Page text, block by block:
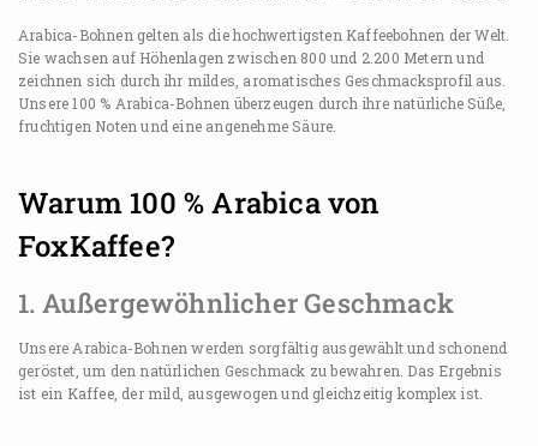
Arabica-Bohnen gelten als die hochwertigsten Kaffeebohnen der Welt.
Sie wachsen auf Höhenlagen zwischen 800 und 2.200 Metern und
zeichnen sich durch ihr mildes, aromatisches Geschmacksprofil aus.
Unsere 100 % Arabica-Bohnen überzeugen durch ihre natürliche Süße,
fruchtigen Noten und eine angenehme Säure.
Warum 100 % Arabica von
FoxKaffee?
1. Außergewöhnlicher Geschmack
Unsere Arabica-Bohnen werden sorgfältig ausgewählt und schonend
geröstet, um den natürlichen Geschmack zu bewahren. Das Ergebnis
ist ein Kaffee, der mild, ausgewogen und gleichzeitig komplex ist.